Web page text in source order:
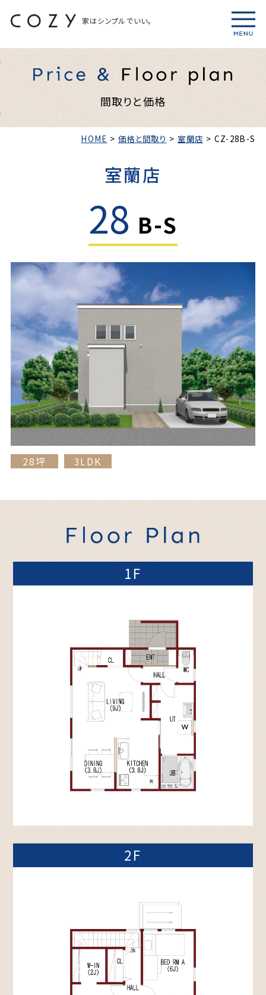
家はシンプルでいい。
間取りと価格
HOME > 価格と間取り > 室蘭店 > CZ-28B-S
室蘭店
28 B-S
28坪 3LDK